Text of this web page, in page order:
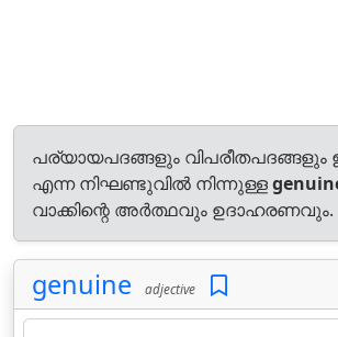
പര്യായപദങ്ങളും വിപരീതപദങ്ങളും
എന്ന നിഘണ്ടുവിൽ നിന്നുള്ള
വാക്കിന്റെ അർത്ഥവും ഉദാഹരണവും.
genuine adjective